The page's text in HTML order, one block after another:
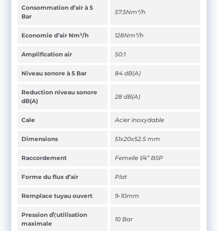
Consommation d’air à 5
Bar
57.5Nm³/h
Economie d’air Nm³/h 128Nm³/h
Amplification air 50:1
Niveau sonore à 5 Bar 84 dB(A)
Reduction niveau sonore
dB(A)
28 dB(A)
Cale Acier inoxydable
Dimensions 51x20x52.5 mm
Raccordement Femelle 1/4” BSP
Forme du flux d’air Plat
Remplace tuyau ouvert 9-10mm
Pression d\'utilisation
maximale
10 Bar